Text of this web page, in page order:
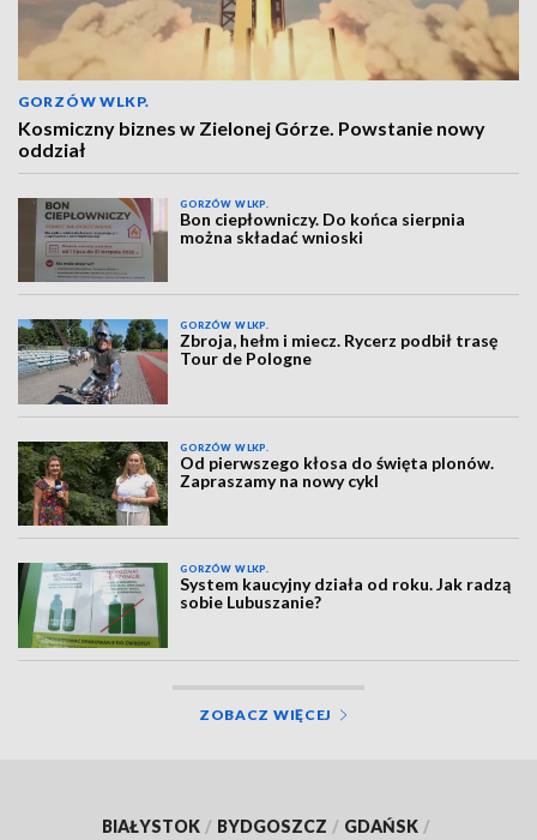
GORZÓW WLKP.
Kosmiczny biznes w Zielonej Górze. Powstanie nowy
oddział
GORZÓW WLKP.
Bon ciepłowniczy. Do końca sierpnia
można składać wnioski
GORZÓW WLKP.
Zbroja, hełm i miecz. Rycerz podbił trasę
Tour de Pologne
GORZÓW WLKP.
Od pierwszego kłosa do święta plonów.
Zapraszamy na nowy cykl
GORZÓW WLKP.
System kaucyjny działa od roku. Jak radzą
sobie Lubuszanie?
ZOBACZ WIĘCEJ
BIAŁYSTOK / BYDGOSZCZ / GDAŃSK /